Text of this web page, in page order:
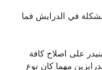
في الدرايش فما
على اصلاح كافة
مهما كان نوع